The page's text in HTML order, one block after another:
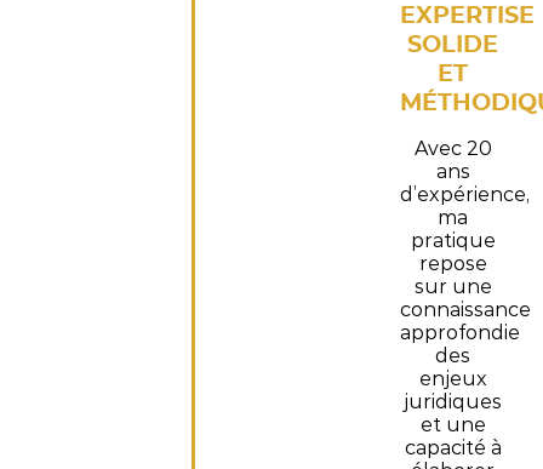
EXPERTISE
SOLIDE
ET
Avec 20
ans
d’expérience,
ma
pratique
repose
sur une
connaissance
approfondie
des
enjeux
juridiques
et une
capacité à